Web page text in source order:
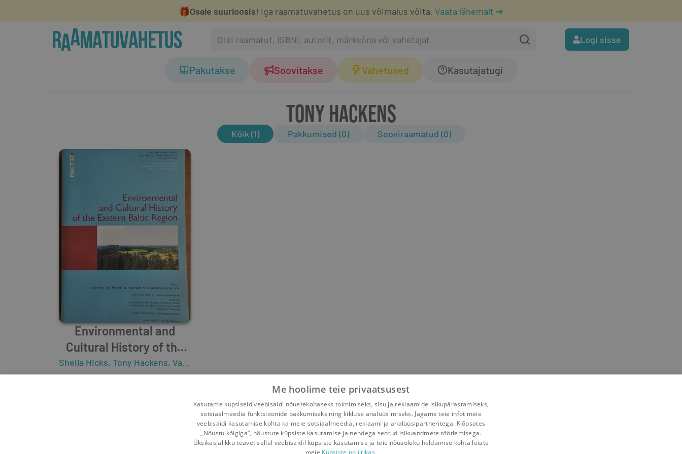
🎁Osale suurloosis! Iga raamatuvahetus on uus võimalus võita. Vaata lähemalt ➔
Logi sisse
Pakutakse Soovitakse Vahetused Kasutajatugi
TONY HACKENS
Kõik (1) Pakkumised (0) Sooviraamatud (0)
Environmental and
Cultural History of the
Eastern Baltic Region
Sheila Hicks, Tony Hackens, Valter Lang
Me hoolime teie privaatsusest
Kasutame küpsiseid veebisaidi nõuetekohaseks toimimiseks, sisu ja reklaamide isikupärastamiseks,
sotsiaalmeedia funktsioonide pakkumiseks ning liikluse analüüsimiseks. Jagame teie infot meie
veebisaidi kasutamise kohta ka meie sotsiaalmeedia, reklaami ja analüüsipartneritega. Klõpsates
„Nõustu kõigiga“, nõustute küpsiste kasutamise ja nendega seotud isikuandmete töötlemisega.
Üksikasjalikku teavet sellel veebisaidil küpsiste kasutamise ja teie nõusoleku haldamise kohta leiate
meie Küpsiste poliitikas.